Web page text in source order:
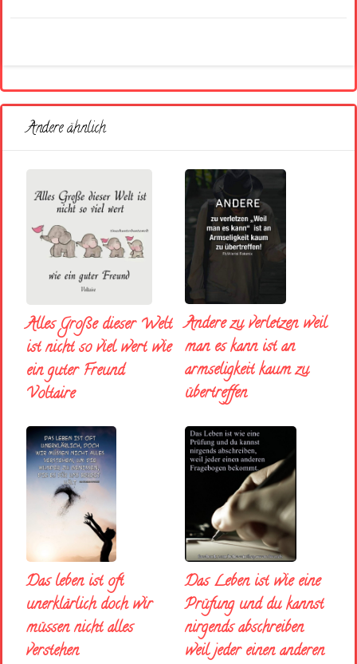
Andere ähnlich
Alles Große dieser Welt
ist nicht so viel wert wie
ein guter Freund
Voltaire
Andere zu verletzen weil
man es kann ist an
armseligkeit kaum zu
übertreffen
Das leben ist oft
unerklärlich doch wir
müssen nicht alles
verstehen
Das Leben ist wie eine
Prüfung und du kannst
nirgends abschreiben
weil jeder einen anderen